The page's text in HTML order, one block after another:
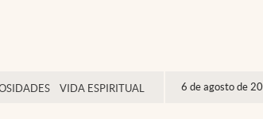
VIDA ESPIRITUAL 6 de agosto de